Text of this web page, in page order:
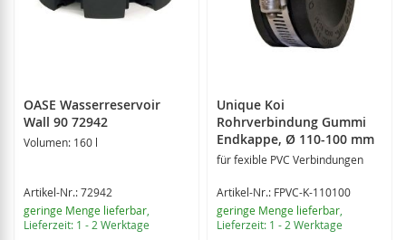
OASE Wasserreservoir
Wall 90 72942
Volumen: 160 l
Artikel-Nr.: 72942
geringe Menge lieferbar
Lieferzeit: 1 - 2 Werktage
Unique Koi
Rohrverbindung Gummi
Endkappe, Ø 110-100 mm
für fexible PVC Verbindungen
Artikel-Nr.: FPVC-K-110100
geringe Menge lieferbar
Lieferzeit: 1 - 2 Werktage